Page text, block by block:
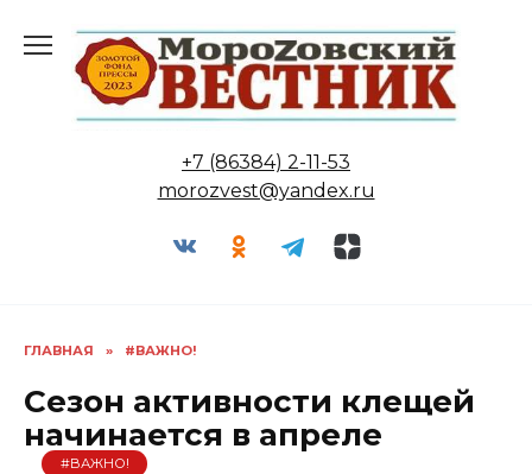
содержанию
+7 (86384) 2-11-53
morozvest@yandex.ru
ГЛАВНАЯ » #ВАЖНО!
Сезон активности клещей
начинается в апреле
#ВАЖНО!